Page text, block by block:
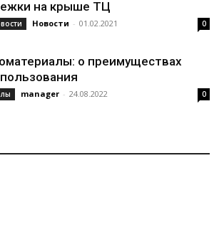
на крыше ТЦ
Новости - 01.02.2021 0
о преимуществах
manager - 24.08.2022 0